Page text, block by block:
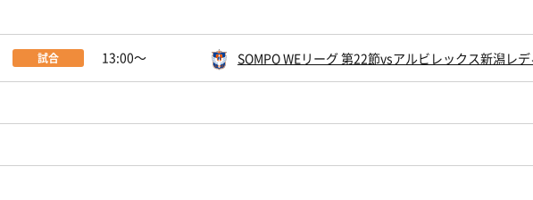
試合 13:00〜 SOMPO WEリーグ 第22節vsアルビレックス新潟レ